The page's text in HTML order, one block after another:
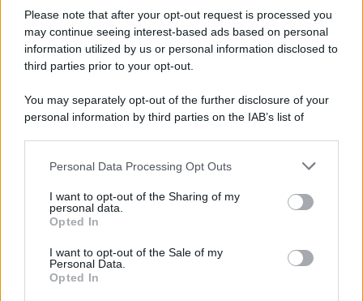
Please note that after your opt-out request is processed you
may continue seeing interest-based ads based on personal
information utilized by us or personal information disclosed to
third parties prior to your opt-out.
You may separately opt-out of the further disclosure of your
personal information by third parties on the IAB’s list of
This information may also be disclosed by us to third parties
disclose it to other third parties.
Please note that this website/app uses one or more Google
services and may gather and store information including but
not limited to your visit or usage behaviour. You may click to
grant or deny consent to Google and its third-party tags to
Personal Data Processing Opt Outs
I want to opt-out of the Sharing of my
personal data.
Opted In
I want to opt-out of the Sale of my
Personal Data.
Opted In